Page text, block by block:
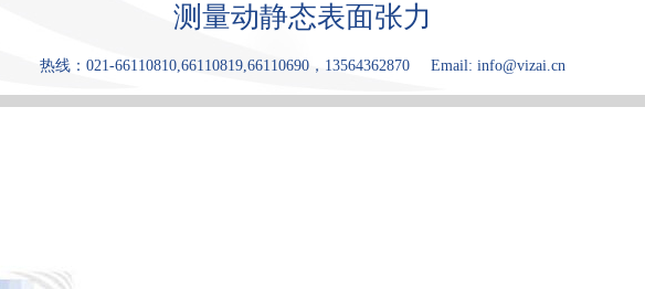
测量动静态表面张力
热线：021-66110810,66110819,66110690，13564362870 Email: info@vizai.cn
心 张力仪 XDEVIOS官 XVDEVIOS 原理和优点 应用领域 关于Kibron